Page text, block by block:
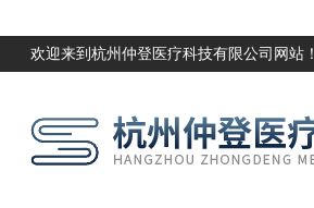
欢迎来到杭州仲登医疗科技有限公司网站！